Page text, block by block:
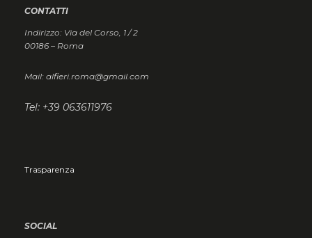
CONTATTI
Indirizzo: Via del Corso, 1 / 2
00186 – Roma
Mail: alfieri.roma@gmail.com
Tel: +39 063611976
Trasparenza
SOCIAL